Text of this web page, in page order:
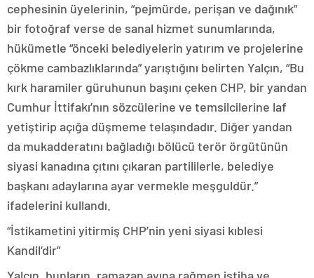
cephesinin üyelerinin, “pejmürde, perişan ve dağınık”
bir fotoğraf verse de sanal hizmet sunumlarında,
hükümetle “önceki belediyelerin yatırım ve projelerine
çökme cambazlıklarında” yarıştığını belirten Yalçın, “Bu
kırk haramiler güruhunun başını çeken CHP, bir yandan
Cumhur İttifakı’nın sözcülerine ve temsilcilerine laf
yetiştirip açığa düşmeme telaşındadır. Diğer yandan
da mukadderatını bağladığı bölücü terör örgütünün
siyasi kanadına çıtını çıkaran partililerle, belediye
başkanı adaylarına ayar vermekle meşguldür.”
ifadelerini kullandı.
“İstikametini yitirmiş CHP’nin yeni siyasi kıblesi
Kandil’dir”